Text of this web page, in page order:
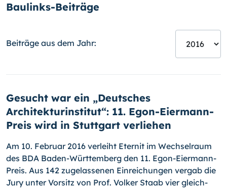
Baulinks-Beiträge
Beiträge aus dem Jahr:
Gesucht war ein „Deutsches
Architekturinstitut“: 11. Egon-Eiermann-
Preis wird in Stuttgart verliehen
Am 10. Februar 2016 verleiht Eternit im Wechselraum
des BDA Baden-Württemberg den 11. Egon-Eiermann-
Preis. Aus 142 zugelassenen Ein­reichungen vergab die
Jury unter Vorsitz von Prof. Volker Staab vier gleich­